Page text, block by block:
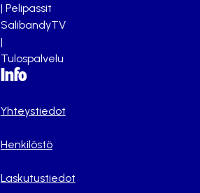
| Pelipassit
SalibandyTV
|
Tulospalvelu
Info
Yhteystiedot
Henkilöstö
Laskutustiedot